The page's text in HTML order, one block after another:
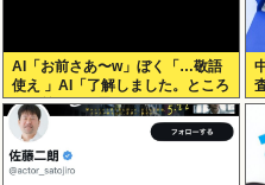
AI「お前さあ〜w」ぼく「…敬語
使え 」AI「了解しました。ところ
でお前はどう思いますか？」 これ